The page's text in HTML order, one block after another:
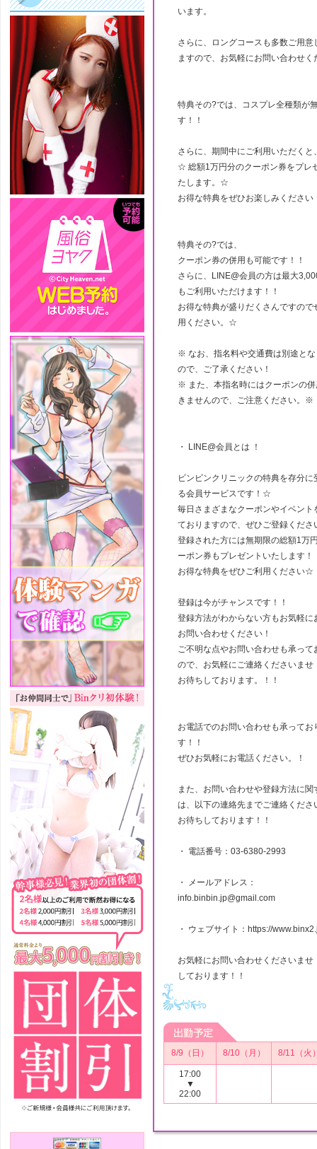
います。
さらに、ロングコースも多数ご用意
ますので、お気軽にお問い合わせく
特典その?では、コスプレ全種類が
す！！
さらに、期間中にご利用いただくと
☆ 総額1万円分のクーポン券をプレ
たします。☆
お得な特典をぜひお楽しみください
特典その?では、
クーポン券の併用も可能です！！
さらに、LINE@会員の方は最大
もご利用いただけます！！
お得な特典が盛りだくさんですので
用ください。☆
※ なお、指名料や交通費は別途と
ので、ご了承ください！
※ また、本指名時にはクーポンの
きませんので、ご注意ください。※
・ LINE@会員とは ！
ビンビンクリニックの特典を存分に
る会員サービスです！☆
毎日さまざまなクーポンやイベント
ておりますので、ぜひご登録くださ
登録された方には無期限の総額1万
ーポン券もプレゼントいたします！
お得な特典をぜひご利用ください☆
登録は今がチャンスです！！
登録方法がわからない方もお気軽に
お問い合わせください！
ご不明な点やお問い合わせも承って
ので、お気軽にご連絡くださいませ
お待ちしております。！！
お電話でのお問い合わせも承ってお
す！！
ぜひお気軽にお電話ください。！
また、お問い合わせや登録方法に関
は、以下の連絡先までご連絡くださ
お待ちしております！！
・ 電話番号：03-6380-2993
・ メールアドレス：
info.binbin.jp@gmail.com
・ ウェブサイト：https://
お気軽にお問い合わせくださいませ
しております！！
8/9（日） 8/10（月） 8/11（火
17:00
▼
22:00